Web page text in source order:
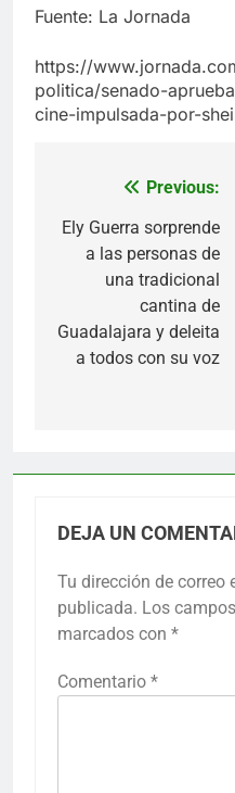
Fuente: La Jornada
https://
politica/senado-
cine-impulsada-por-
Navegación
de
entradas
Previous:
Ely Guerra sorprende
a las personas de
una tradicional
cantina de
Guadalajara y deleita
a todos con su voz
DEJA UN
Tu dirección de correo
publicada. Los
marcados con *
Comentario *